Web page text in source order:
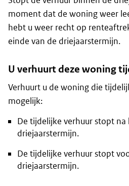
moment dat de woning weer
hebt u weer recht op
einde van de driejaarstermijn.
U verhuurt deze woning
Verhuurt u de woning die
mogelijk:
De tijdelijke verhuur stopt na
driejaarstermijn.
De tijdelijke verhuur stopt
driejaarstermijn.